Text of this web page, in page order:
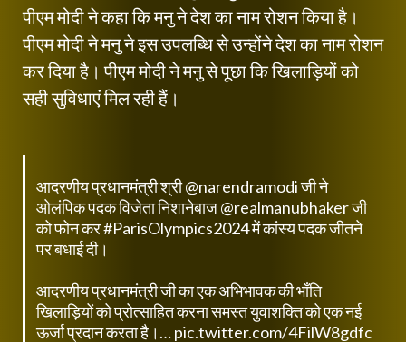
पीएम मोदी ने कहा कि मनु ने देश का नाम रोशन किया है।
पीएम मोदी ने मनु ने इस उपलब्धि से उन्होंने देश का नाम रोशन
कर दिया है। पीएम मोदी ने मनु से पूछा कि खिलाड़ियों को
सही सुविधाएं मिल रही हैं।
आदरणीय प्रधानमंत्री श्री@narendramodiजी ने
ओलंपिक पदक विजेता निशानेबाज@realmanubhakerजी
को फोन कर#ParisOlympics2024में कांस्य पदक जीतने
पर बधाई दी।
आदरणीय प्रधानमंत्री जी का एक अभिभावक की भाँति
खिलाड़ियों को प्रोत्साहित करना समस्त युवाशक्ति को एक नई
ऊर्जा प्रदान करता है।…pic.twitter.com/4FilW8gdfc